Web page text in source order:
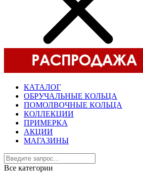
КАТАЛОГ
ОБРУЧАЛЬНЫЕ КОЛЬЦА
ПОМОЛВОЧНЫЕ КОЛЬЦА
КОЛЛЕКЦИИ
ПРИМЕРКА
АКЦИИ
МАГАЗИНЫ
Все категории